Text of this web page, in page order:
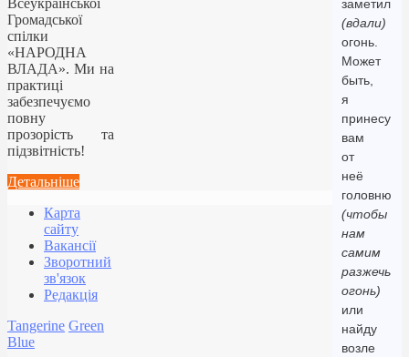
заметил
(вдали)
огонь.
Может
быть,
я
принесу
вам
от
неё
головню
(чтобы
нам
самим
разжечь
огонь)
или
найду
возле
Громадської
спілки
«НАРОДНА
ВЛАДА». Ми на
практиці
забезпечуємо
повну
прозорість та
підзвітність!
Детальніше
Карта
сайту
Вакансії
Зворотний
зв'язок
Редакція
Tangerine Green
Blue